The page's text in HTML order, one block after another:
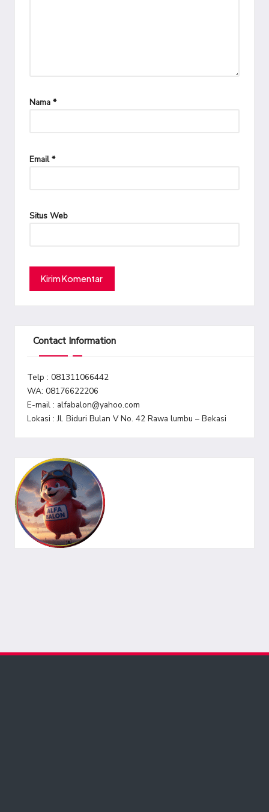
Nama *
Email*
Situs Web
Contact Information
Telp : 081311066442
WA: 08176622206
E-mail : alfabalon@yahoo.com
Lokasi : Jl. Biduri Bulan V No. 42 Rawa lumbu – Bekasi